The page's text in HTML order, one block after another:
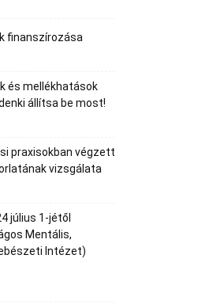
finanszírozása
és mellékhatások
állítsa be most!
praxisokban végzett
vizsgálata
július 1-jétől
Mentális,
Intézet)